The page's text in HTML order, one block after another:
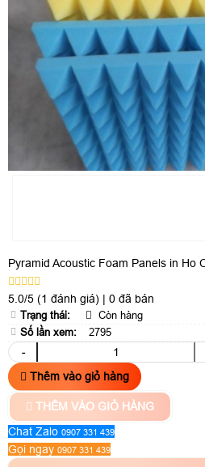
Pyramid Acoustic Foam Panels in Ho
5.0/5 (1 đánh giá) | 0 đã bán
Trạng thái:
Còn hàng
Số lần xem:
2795
-
Thêm vào giỏ hàng
THÊM VÀO GIỎ HÀNG
Chat Zalo 0907 331 439
Gọi ngay 0907 331 439